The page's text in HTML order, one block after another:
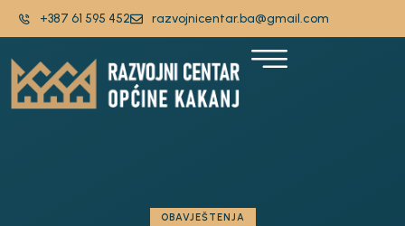
+387 61 595 452 razvojnicentar.ba@gmail.com
OBAVJEŠTENJA